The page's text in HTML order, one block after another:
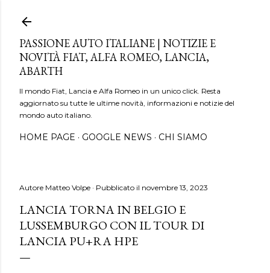
PASSIONE AUTO ITALIANE | NOTIZIE E
NOVITÀ FIAT, ALFA ROMEO, LANCIA,
ABARTH
Il mondo Fiat, Lancia e Alfa Romeo in un unico click. Resta
aggiornato su tutte le ultime novità, informazioni e notizie del
mondo auto italiano.
HOME PAGE GOOGLE NEWS CHI SIAMO
Autore Matteo Volpe Pubblicato il novembre 13, 2023
LANCIA TORNA IN BELGIO E
LUSSEMBURGO CON IL TOUR DI
LANCIA PU+RA HPE